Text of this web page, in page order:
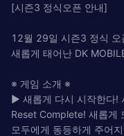
[시즌3 정식오픈 안내]
12월 29일 시즌3 정식 오
새롭게 태어난 DK
※ 게임 소개 ※
▶ 새롭게 다시 시작한다!
Reset Complete! 새롭게
모두에게 동등하게 주어